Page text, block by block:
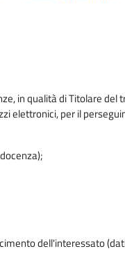
in qualità di Titolare del
elettronici, per il
dell'interessato